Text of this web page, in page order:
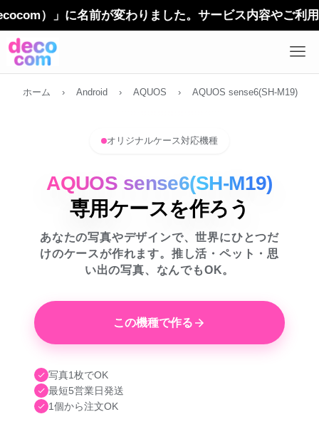
に名前が変わりました。サービス内容やご利用方法に
ホーム › Android › AQUOS › AQUOS sense6(SH-M19)
オリジナルケース対応機種
AQUOS sense6(SH-M19)
専用ケースを作ろう
あなたの写真やデザインで、世界にひとつだ
けのケースが作れます。推し活・ペット・思
い出の写真、なんでもOK。
この機種で作る
写真1枚でOK
最短5営業日発送
1個から注文OK